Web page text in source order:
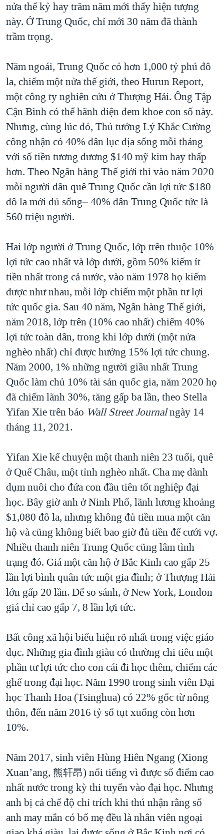
nửa thế kỷ hay trăm năm mới thấy hiện tượng
này. Ở Trung Quốc, chỉ mới 30 năm đã thành
trầm trọng.
Năm ngoái, Trung Quốc có hơn 1,000 tỷ phú đô
la, chiếm một nửa thế giới, theo Hurun Report,
một công ty nghiên cứu ở Thượng Hải. Ông Tập
Cận Bình có thể hãnh diện đem khoe con số này.
Nhưng, cùng lúc đó, Thủ tướng Lý Khắc Cường
công nhận có 40% dân lục địa sống mỗi tháng
với số tiền tương đương $140 mỹ kim hay thấp
hơn. Theo Ngân hàng Thế giới thì vào năm 2020
mỗi người dân quê Trung Quốc cần lợi tức $180
đô la mới đủ sống– 40% dân Trung Quốc tức là
560 triệu người.
Hai lớp người ở Trung Quốc, lớp trên thuộc 10%
lợi tức cao nhất và lớp dưới, gồm 50% kiếm ít
tiền nhất trong cả nước, vào năm 1978 họ kiếm
được như nhau, mỗi lớp chiếm một phần tư lợi
tức quốc gia. Sau 40 năm, Ngân hàng Thế giới,
năm 2018, lớp trên (10% cao nhất) chiếm 40%
lợi tức toàn dân, trong khi lớp dưới (một nửa
nghèo nhất) chỉ được hưởng 15% lợi tức chung.
Năm 2000, 1% những người giầu nhất Trung
Quốc làm chủ 10% tài sản quốc gia, năm 2020 họ
đã chiếm lãnh 30%, tăng gấp ba lần, theo Stella
Yifan Xie trên báo Wall Street Journalngày 14
tháng 11, 2021.
Yifan Xie kể chuyện một thanh niên 23 tuổi, quê
ở Quế Châu, một tỉnh nghèo nhất. Cha mẹ dành
dụm nuôi cho đứa con đầu tiên tốt nghiệp đại
học. Bây giờ anh ở Ninh Phố, lãnh lương khoảng
$1,080 đô la, nhưng không đủ tiền mua một căn
hộ và cũng không biết bao giờ đủ tiền để cưới vợ.
Nhiều thanh niên Trung Quốc cũng lâm tình
trạng đó. Giá một căn hộ ở Bắc Kinh cao gấp 25
lần lợi bình quân tức một gia đình; ở Thượng Hải
lớn gấp 20 lần. Để so sánh, ở New York, London
giá chỉ cao gấp 7, 8 lần lợi tức.
Bất công xã hội biểu hiện rõ nhất trong việc giáo
dục. Những gia đình giàu có thường chi tiêu một
phần tư lợi tức cho con cái đi học thêm, chiếm các
ghế trong đại học. Năm 1990 trong sinh viên Đại
học Thanh Hoa (Tsinghua) có 22% gốc từ nông
thôn, đến năm 2016 tỷ số tụt xuống còn hơn
10%.
Năm 2017, sinh viên Hùng Hiên Ngang (Xiong
Xuan’ang, 熊轩昂) nổi tiếng vì được số điểm cao
nhất nước trong kỳ thi tuyển vào đại học. Nhưng
anh bị cả chế độ chỉ trích khi thú nhận rằng số
anh may mắn có bố mẹ đều là nhân viên ngoại